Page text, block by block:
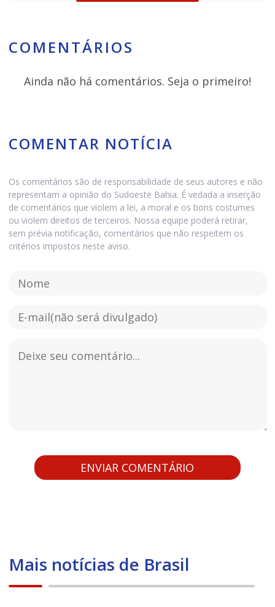
COMENTÁRIOS
Ainda não há comentários. Seja o primeiro!
COMENTAR NOTÍCIA
Os comentários são de responsabilidade de seus autores e não
representam a opinião do Sudoeste Bahia. É vedada a inserção
de comentários que violem a lei, a moral e os bons costumes
ou violem direitos de terceiros. Nossa equipe poderá retirar,
sem prévia notificação, comentários que não respeitem os
critérios impostos neste aviso.
Mais notícias de Brasil